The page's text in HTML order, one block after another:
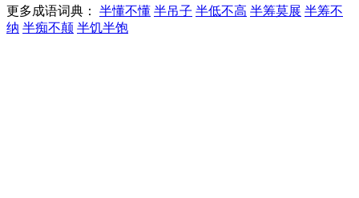
更多成语词典： 半懂不懂 半吊子 半低不高 半筹莫展 半筹不
纳 半痴不颠 半饥半饱